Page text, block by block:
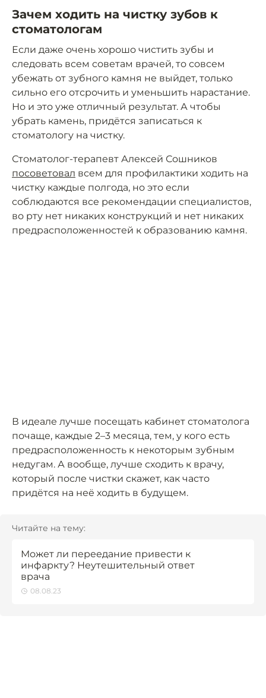
Зачем ходить на чистку зубов к
стоматологам
Если даже очень хорошо чистить зубы и
следовать всем советам врачей, то совсем
убежать от зубного камня не выйдет, только
сильно его отсрочить и уменьшить нарастание.
Но и это уже отличный результат. А чтобы
убрать камень, придётся записаться к
стоматологу на чистку.
Стоматолог-терапевт Алексей Сошников
посоветовал всем для профилактики ходить на
чистку каждые полгода, но это если
соблюдаются все рекомендации специалистов,
во рту нет никаких конструкций и нет никаких
предрасположенностей к образованию камня.
В идеале лучше посещать кабинет стоматолога
почаще, каждые 2–3 месяца, тем, у кого есть
предрасположенность к некоторым зубным
недугам. А вообще, лучше сходить к врачу,
который после чистки скажет, как часто
придётся на неё ходить в будущем.
Читайте на тему:
Может ли переедание привести к
инфаркту? Неутешительный ответ
врача
08.08.23